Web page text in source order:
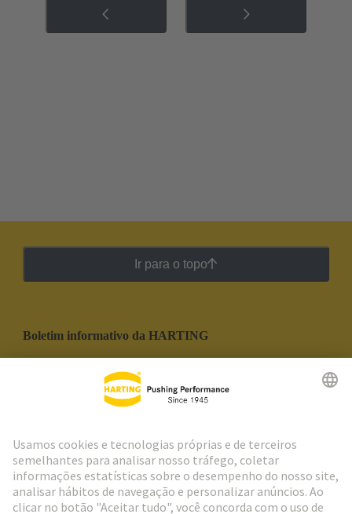
Ir para o topo
Boletim informativo da HARTING
Social Media